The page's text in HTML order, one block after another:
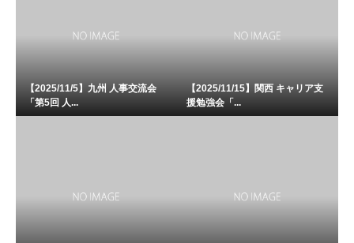
【2025/11/5】九州 人事交流会
「第5回 人...
【2025/11/15】関西 キャリア支
援勉強会「...